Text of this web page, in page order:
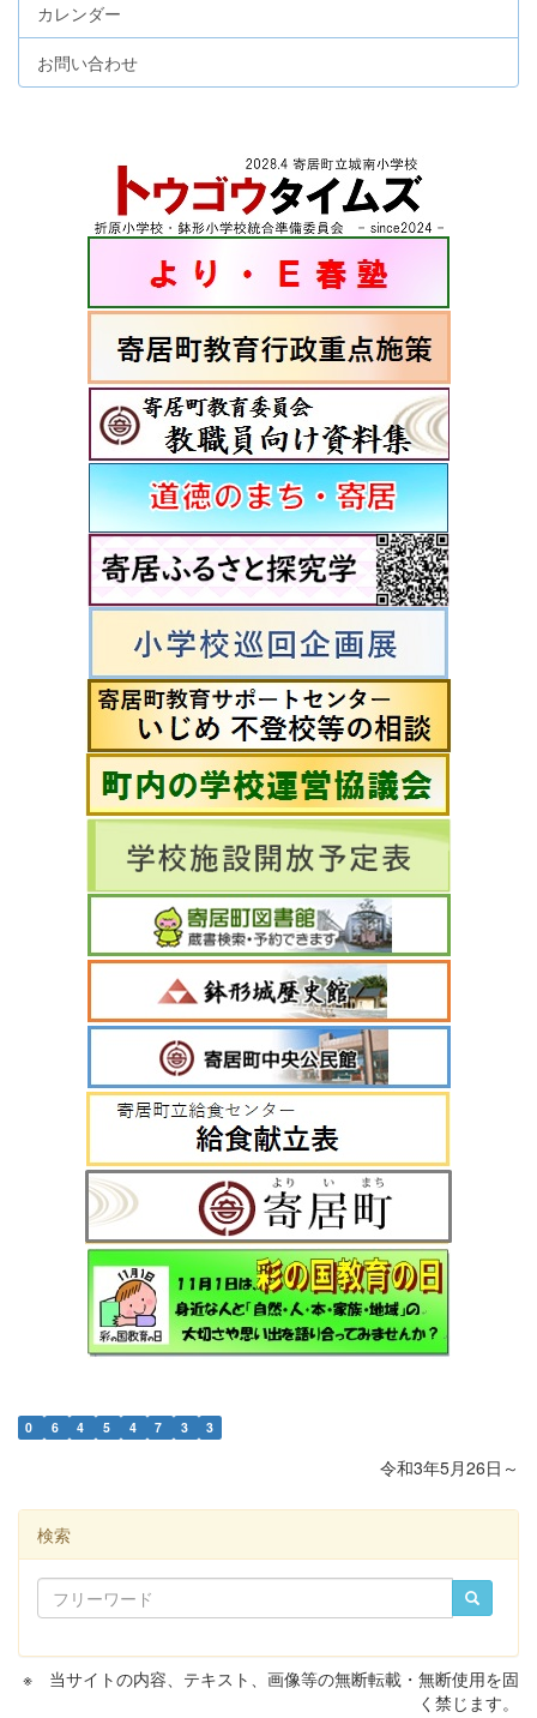
カレンダー
お問い合わせ
0 6 4 5 4 7 3 3
令和3年5月26日～
検索
※ 当サイトの内容、テキスト、画像等の無断転載・無断使用を固
く禁じます。